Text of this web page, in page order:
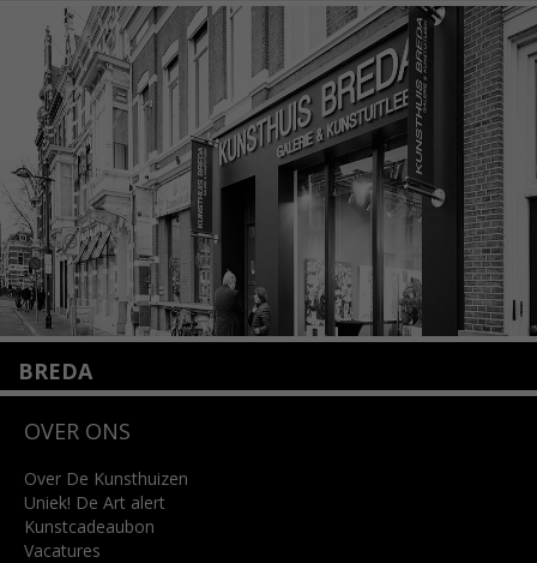
Amstelveenseweg 135
1075 VX Amsterdam
+31 (0)20 2332546
info@kunsthuisamsterdam.nl
Lees meer
BREDA
4818 SB Breda
info@kunsthuisbreda.nl
Lees meer
OVER ONS
Over De Kunsthuizen
Uniek! De Art alert
Kunstcadeaubon
Vacatures